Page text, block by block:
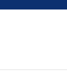
らお探しいただけ